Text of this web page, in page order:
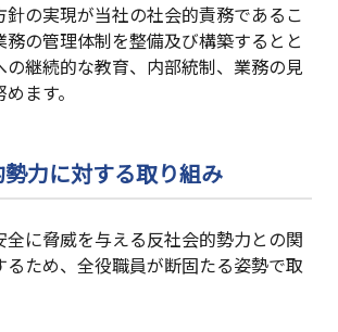
針の実現が当社の社会的責務であるこ
務の管理体制を整備及び構築するとと
の継続的な教育、内部統制、業務の見
ます。
力に対する取り組み
全に脅威を与える反社会的勢力との関
るため、全役職員が断固たる姿勢で取